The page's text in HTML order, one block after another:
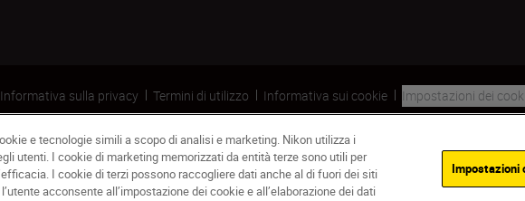
Informativa sulla privacy Termini di utilizzo Informativa sui cookie
Impostazioni dei
e tecnologie simili a scopo di analisi e marketing. Nikon utilizza i
utenti. I cookie di marketing memorizzati da entità terze sono utili per
I cookie di terzi possono raccogliere dati anche al di fuori dei siti
acconsente all’impostazione dei cookie e all’elaborazione dei dati
Impostazioni